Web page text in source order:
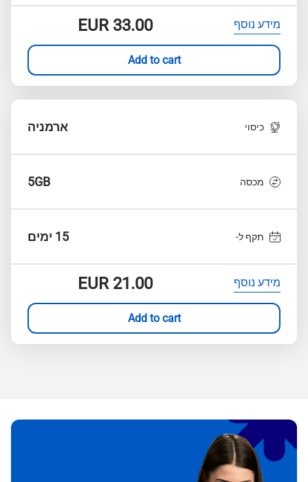
מידע נוסף EUR33.00
Add to cart
כיסוי ארמניה
מכסה 5GB
תקף ל- 15 ימים
מידע נוסף EUR21.00
Add to cart